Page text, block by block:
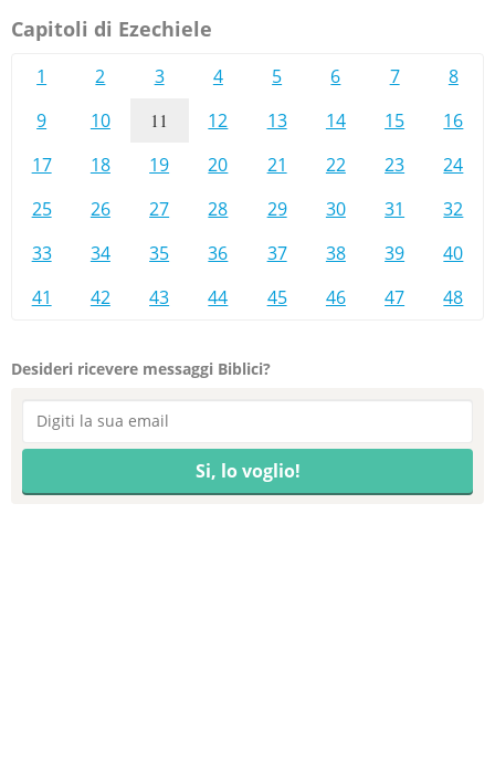
Capitoli di Ezechiele
1 2 3 4 5 6 7
8
9
10 11 12 13 14 15
16
17
18 19 20 21 22 23
24
25
26 27 28 29 30 31
32
33
34 35 36 37 38 39
40
41
42 43 44 45 46 47 48
Desideri ricevere messaggi Biblici?